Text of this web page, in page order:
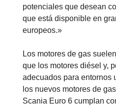
potenciales que desean
que está disponible en
europeos.»
Los motores de gas
que los motores diésel y,
adecuados para entornos
los nuevos motores de
Scania Euro 6 cumplan